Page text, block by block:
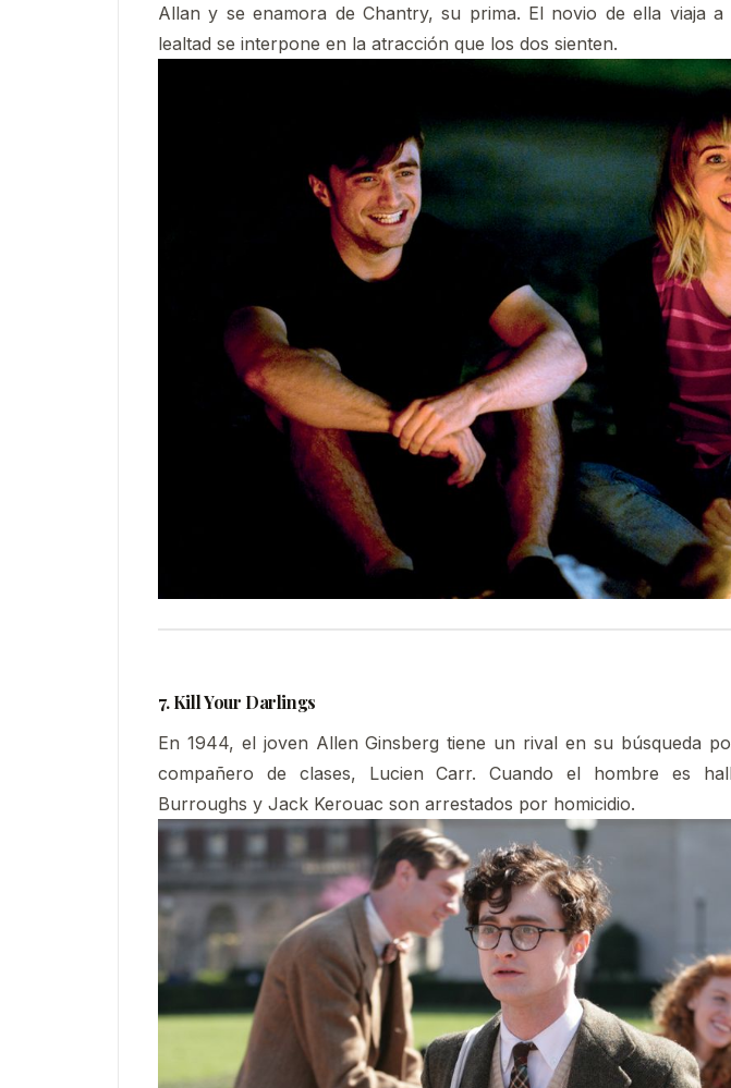
Allan y se enamora de Chantry, su prima. El novio de ella viaja
lealtad se interpone en la atracción que los dos sienten.
7. Kill Your Darlings
En 1944, el joven Allen Ginsberg tiene un rival en su búsqueda
compañero de clases, Lucien Carr. Cuando el hombre es
Burroughs y Jack Kerouac son arrestados por homicidio.